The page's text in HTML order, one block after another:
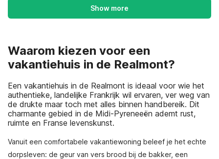
Show more
Waarom kiezen voor een
vakantiehuis in de Realmont?
Een vakantiehuis in de Realmont is ideaal voor wie het
authentieke, landelijke Frankrijk wil ervaren, ver weg van
de drukte maar toch met alles binnen handbereik. Dit
charmante gebied in de Midi-Pyreneeën ademt rust,
ruimte en Franse levenskunst.
Vanuit een comfortabele vakantiewoning beleef je het echte
dorpsleven: de geur van vers brood bij de bakker, een